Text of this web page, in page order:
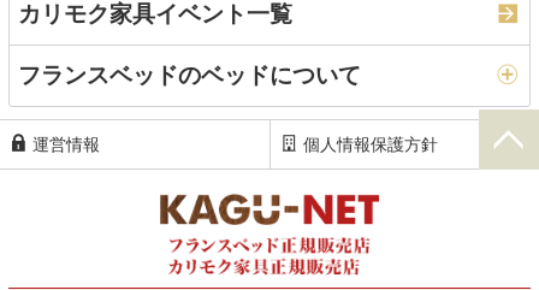
カリモク家具イベント一覧
フランスベッドのベッドについて
運営情報 個人情報保護方針